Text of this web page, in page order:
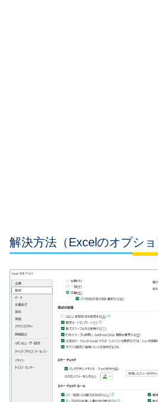
解決方法（Excelのオプショ